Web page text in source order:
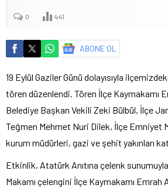
0 441
ABONE OL
19 Eylül Gaziler Günü dolayısıyla
tören düzenlendi. Tören İlçe Kaymakamı
Belediye Başkan Vekili Zeki Bülbül, İlçe
Teğmen Mehmet Nuri Dilek, İlçe Emniyet
kurum müdürleri, gazi ve şehit yakınları
Etkinlik, Atatürk Anıtına çelenk
Makamı çelengini İlçe Kaymakamı Emrah